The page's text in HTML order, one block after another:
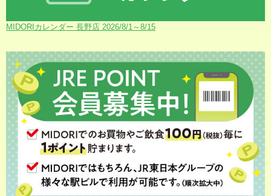
MIDORIカレンダー 長野店 2026/8/1～8/15